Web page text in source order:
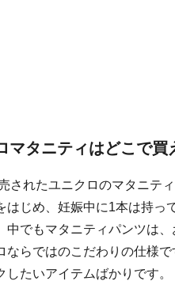
マタニティはどこで買
されたユニクロのマタニテ
はじめ、妊娠中に1本は持
中でもマタニティパンツは
ならではのこだわりの仕様
したいアイテムばかりです。